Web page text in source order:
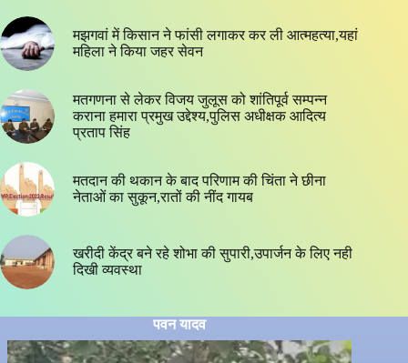
मझगवां में किसान ने फांसी लगाकर कर ली आत्महत्या,यहां
महिला ने किया जहर सेवन
मतगणना से लेकर विजय जुलूस को शांतिपूर्व सम्पन्न
कराना हमारा प्रमुख उद्देश्य,पुलिस अधीक्षक आदित्य
प्रताप सिंह
मतदान की थकान के बाद परिणाम की चिंता ने छीना
नेताओं का सुकून,रातों की नींद गायब
खरीदी केंद्र बने रहे शोभा की सुपारी,उपार्जन के लिए नही
दिखी व्यवस्था
पवन यादव